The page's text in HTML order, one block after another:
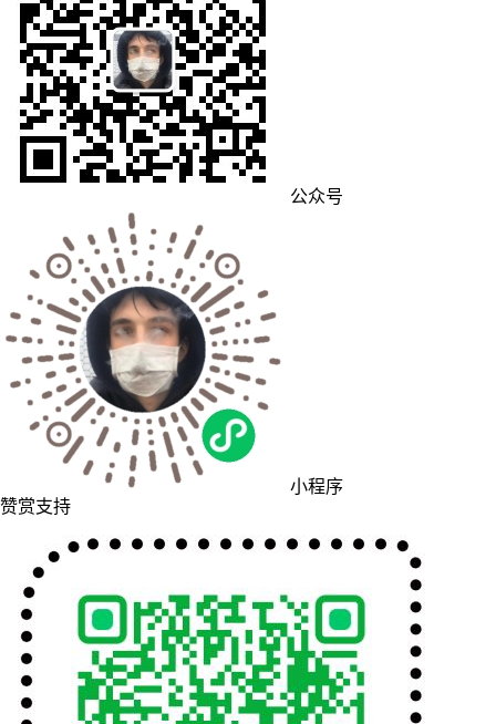
公众号
小程序
赞赏支持